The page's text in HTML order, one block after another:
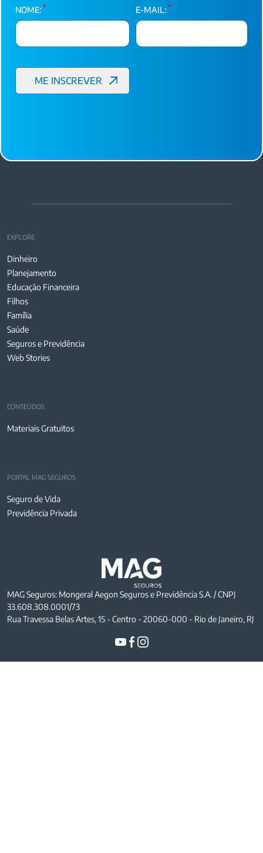
NOME: * E-MAIL: *
EXPLORE
Dinheiro
Planejamento
Educação Financeira
Filhos
Família
Saúde
Seguros e Previdência
Web Stories
CONTEÚDOS
Materiais Gratuitos
PORTAL MAG SEGUROS
Seguro de Vida
Previdência Privada
MAG Seguros: Mongeral Aegon Seguros e Previdência S.A. / CNPJ
33.608.308.0001/73
Rua Travessa Belas Artes, 15 - Centro - 20060-000 - Rio de Janeiro, RJ